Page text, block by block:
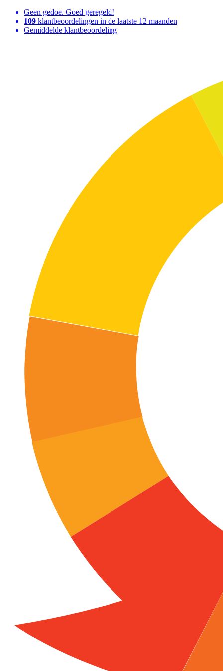
Geen gedoe. Goed geregeld!
109 klantbeoordelingen in de laatste 12 maanden
Gemiddelde klantbeoordeling